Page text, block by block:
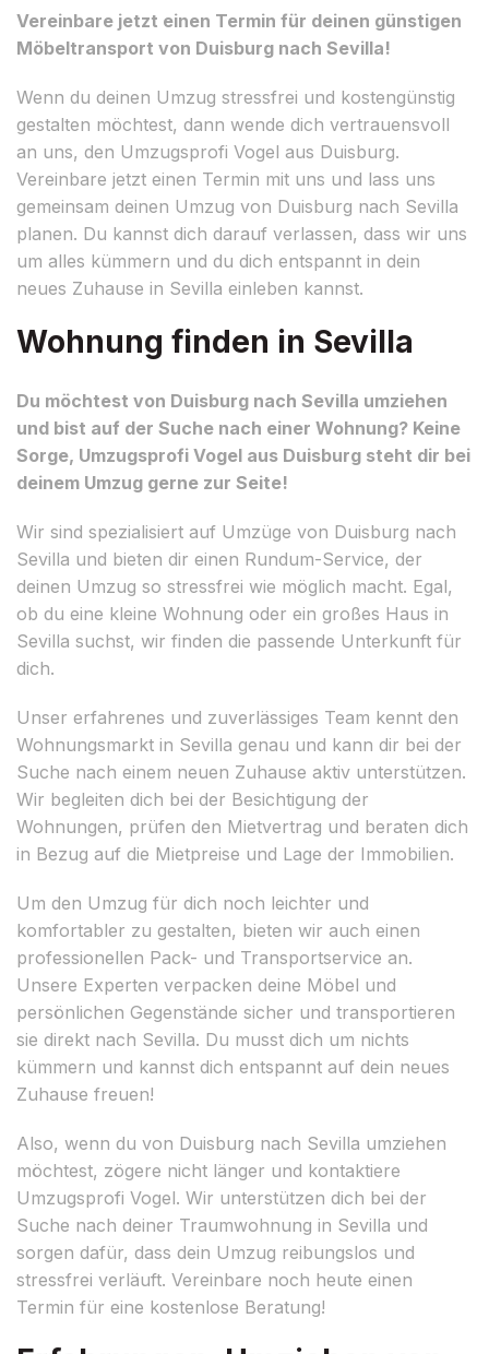
Vereinbare jetzt einen Termin für deinen günstigen
Möbeltransport von Duisburg nach Sevilla!
Wenn du deinen Umzug stressfrei und kostengünstig
gestalten möchtest, dann wende dich vertrauensvoll
an uns, den Umzugsprofi Vogel aus Duisburg.
Vereinbare jetzt einen Termin mit uns und lass uns
gemeinsam deinen Umzug von Duisburg nach Sevilla
planen. Du kannst dich darauf verlassen, dass wir uns
um alles kümmern und du dich entspannt in dein
neues Zuhause in Sevilla einleben kannst.
Wohnung finden in Sevilla
Du möchtest von Duisburg nach Sevilla umziehen
und bist auf der Suche nach einer Wohnung? Keine
Sorge, Umzugsprofi Vogel aus Duisburg steht dir bei
deinem Umzug gerne zur Seite!
Wir sind spezialisiert auf Umzüge von Duisburg nach
Sevilla und bieten dir einen Rundum-Service, der
deinen Umzug so stressfrei wie möglich macht. Egal,
ob du eine kleine Wohnung oder ein großes Haus in
Sevilla suchst, wir finden die passende Unterkunft für
dich.
Unser erfahrenes und zuverlässiges Team kennt den
Wohnungsmarkt in Sevilla genau und kann dir bei der
Suche nach einem neuen Zuhause aktiv unterstützen.
Wir begleiten dich bei der Besichtigung der
Wohnungen, prüfen den Mietvertrag und beraten dich
in Bezug auf die Mietpreise und Lage der Immobilien.
Um den Umzug für dich noch leichter und
komfortabler zu gestalten, bieten wir auch einen
professionellen Pack- und Transportservice an.
Unsere Experten verpacken deine Möbel und
persönlichen Gegenstände sicher und transportieren
sie direkt nach Sevilla. Du musst dich um nichts
kümmern und kannst dich entspannt auf dein neues
Zuhause freuen!
Also, wenn du von Duisburg nach Sevilla umziehen
möchtest, zögere nicht länger und kontaktiere
Umzugsprofi Vogel. Wir unterstützen dich bei der
Suche nach deiner Traumwohnung in Sevilla und
sorgen dafür, dass dein Umzug reibungslos und
stressfrei verläuft. Vereinbare noch heute einen
Termin für eine kostenlose Beratung!